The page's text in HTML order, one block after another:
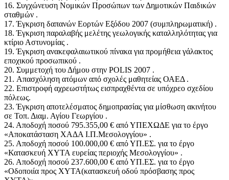
16. Συγχώνευση Νομικών Προσώπων των Δημοτικών Παιδικών
σταθμών .
17. Έγκριση δαπανών Εορτών Εξόδου 2007 (συμπληρωματική) .
18. Έγκριση παραλαβής μελέτης γεωλογικής καταλληλότητας για
κτίριο Αστυνομίας .
19. Έγκριση ανακεφαλαιωτικού πίνακα για προμήθεια γάλακτος
εποχικού προσωπικού .
20. Συμμετοχή του Δήμου στην POLIS 2007 .
21. Απασχόληση ατόμων από σχολές μαθητείας ΟΑΕΔ .
22. Επιστροφή αχρεωστήτως εισπραχθέντα σε υπόχρεο σχεδίου
πόλεως.
23. Έγκριση αποτελέσματος δημοπρασίας για μίσθωση ακινήτου
σε Τοπ. Διαμ. Αγίου Γεωργίου .
24. Αποδοχή ποσού 795.355,00 € από ΥΠΕΧΩΔΕ για το έργο
«Αποκατάσταση ΧΑΔΑ Ι.Π.Μεσολογγίου» .
25. Αποδοχή ποσού 100.000,00 € από ΥΠ.ΕΣ. για το έργο
«Κατασκευή ΧΥΤΑ ευρείας περιοχής Μεσολογγίου» .
26. Αποδοχή ποσού 237.600,00 € από ΥΠ.ΕΣ. για το έργο
«Οδοποιία προς ΧΥΤΑ(κατασκευή οδού πρόσβασης προς